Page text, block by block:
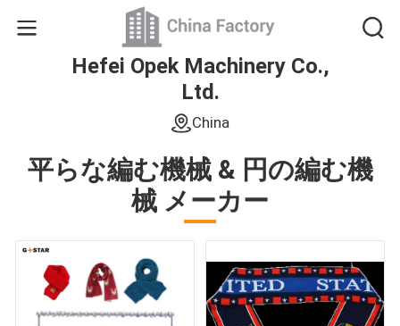
Hefei Opek Machinery Co.,
Ltd.
China
平らな編む機械 & 円の編む機
械 メーカー